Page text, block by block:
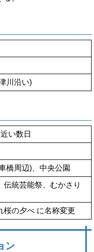
川沿い)
い数日
橋周辺)、中央公園
伝統芸能祭、むかさり
の夕べ に名称変更
ン